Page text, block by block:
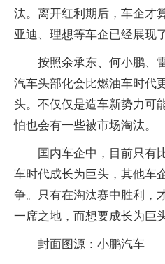
汰。离开红利期后，车企才
亚迪、理想等车企已经展现
按照余承东、何小鹏、
汽车头部化会比燃油车时代
头。不仅仅是造车新势力可
怕也会有一些被市场淘汰。
国内车企中，目前只有
车时代成长为巨头，其他车
争。只有在淘汰赛中胜利，
一席之地，而想要成长为巨
封面图源：小鹏汽车